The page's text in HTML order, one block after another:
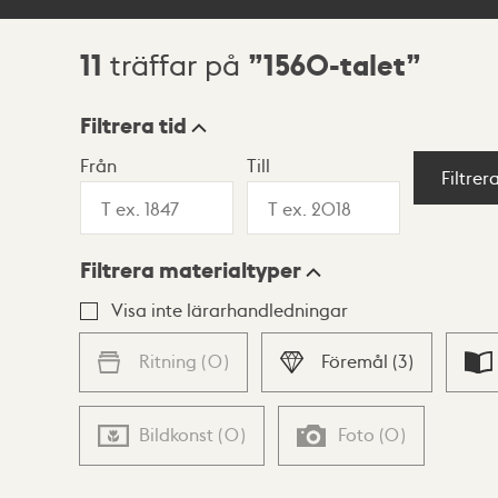
Sökresultat
11 träffar på 1560-talet
Visningsläge
Lista Karta
Filtrera tid
Från Till
Filtrera materialtyper
Visa inte lärarhandledningar
Ritning (0) Föremål (3)
Bildkonst (0) Foto (0)